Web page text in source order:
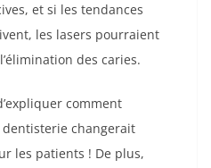
et si les tendances
les lasers pourraient
des caries.
comment
dentisterie changerait
les patients ! De plus,